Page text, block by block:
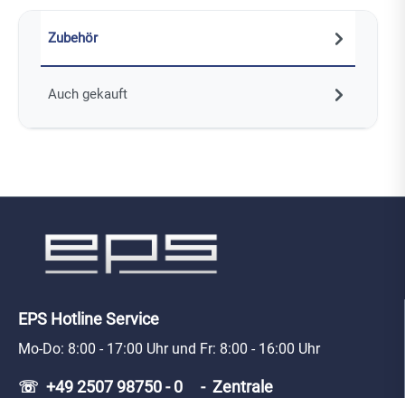
Zubehör
Auch gekauft
EPS Hotline Service
Mo-Do: 8:00 - 17:00 Uhr und Fr: 8:00 - 16:00 Uhr
☏ +49 2507 98750 - 0 - Zentrale